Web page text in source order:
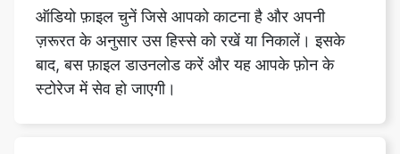
स्टोरेज में सेव हो जाएगी।
क्या यह Android और iOS दोनों प्लेटफार्मों का